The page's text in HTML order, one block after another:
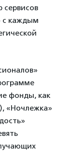
сервисов
с каждым
фонды, как
«Ночлежка»